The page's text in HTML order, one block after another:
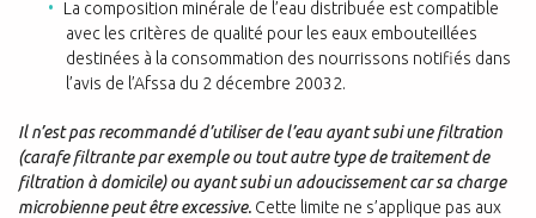
La composition minérale de l’eau distribuée est compatible
avec les critères de qualité pour les eaux embouteillées
destinées à la consommation des nourrissons notifiés dans
l’avis de l’Afssa du 2 décembre 20032.
Il n’est pas recommandé d’utiliser de l’eau ayant subi une filtration
(carafe filtrante par exemple ou tout autre type de traitement de
filtration à domicile) ou ayant subi un adoucissement car sa charge
microbienne peut être excessive. Cette limite ne s’applique pas aux